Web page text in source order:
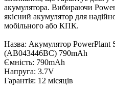
акумулятора. Вибираючи
якісний акумулятор для
мобільного або КПК.
Назва: Акумулятор PowerPlant
(AB043446BC) 790mAh
Ємність: 790mAh
Напруга: 3.7V
Гарантія: 12 місяців